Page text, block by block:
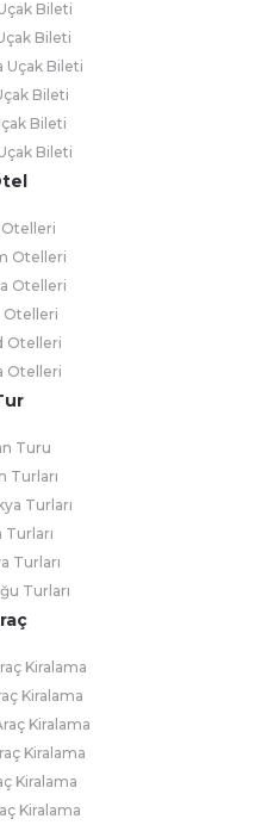
Bileti
Bileti
Uçak Bileti
Bileti
Bileti
Bileti
Otelleri
Otelleri
Otelleri
Otelleri
Otelleri
Turu
Turları
Turları
Turları
Turları
Turları
Kiralama
Kiralama
Kiralama
Kiralama
Kiralama
Kiralama